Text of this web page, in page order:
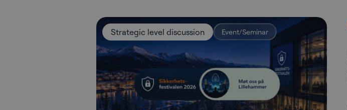
Strategic level discussion Event/Seminar